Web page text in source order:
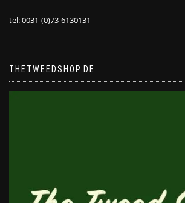
tel: 0031-(0)73-6130131
THETWEEDSHOP.DE